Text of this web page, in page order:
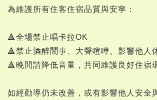
為維護所有住客住宿品質與安寧：
🔺全場禁止唱卡拉OK
🔺禁止酒醉鬧事、大聲喧嘩、影響他人
🔺晚間請降低音量，共同維護良好住宿
如經勸導仍未改善，或有影響他人安全